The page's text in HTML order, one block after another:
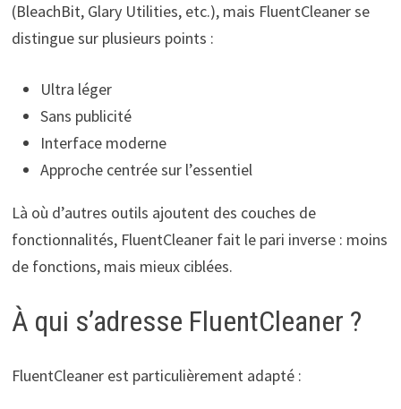
(BleachBit, Glary Utilities, etc.), mais FluentCleaner se
distingue sur plusieurs points :
Ultra léger
Sans publicité
Interface moderne
Approche centrée sur l’essentiel
Là où d’autres outils ajoutent des couches de
fonctionnalités, FluentCleaner fait le pari inverse : moins
de fonctions, mais mieux ciblées.
À qui s’adresse FluentCleaner ?
FluentCleaner est particulièrement adapté :